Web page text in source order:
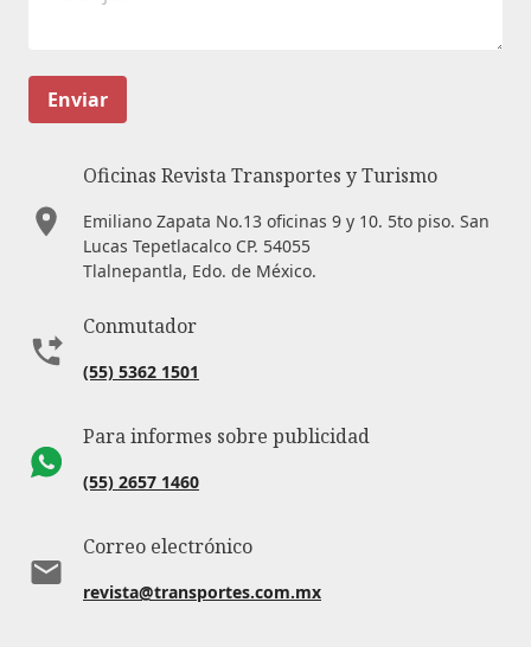
Enviar
Oficinas Revista Transportes y Turismo
Emiliano Zapata No.13 oficinas 9 y 10. 5to piso. San
Lucas Tepetlacalco CP. 54055
Tlalnepantla, Edo. de México.
Conmutador
(55) 5362 1501
Para informes sobre publicidad
(55) 2657 1460
Correo electrónico
revista@transportes.com.mx